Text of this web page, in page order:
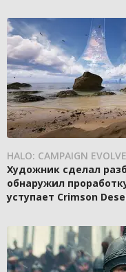
HALO: CAMPAIGN
Художник сделал
обнаружил
уступает Crimson